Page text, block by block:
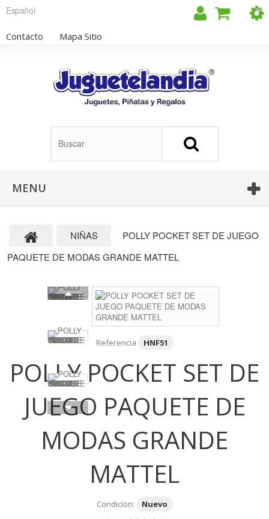
Español
Contacto Mapa Sitio
MENU
NIÑAS
POLLY POCKET SET DE JUEGO
PAQUETE DE MODAS GRANDE MATTEL
Referencia HNF51
POLLY POCKET SET DE
JUEGO PAQUETE DE
MODAS GRANDE
MATTEL
Condicion:
Nuevo